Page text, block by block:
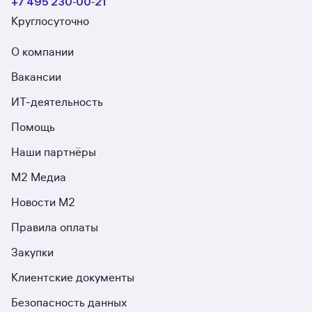
Круглосуточно
О компании
Вакансии
ИТ-деятельность
Помощь
Наши партнёры
М2 Медиа
Новости М2
Правила оплаты
Закупки
Клиентские документы
Безопасность данных